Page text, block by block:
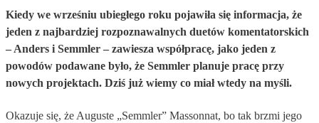
Kiedy we wrześniu ubiegłego roku pojawiła się informacja, że
jeden z najbardziej rozpoznawalnych duetów komentatorskich
– Anders i Semmler – zawiesza współpracę, jako jeden z
powodów podawane było, że Semmler planuje pracę przy
nowych projektach. Dziś już wiemy co miał wtedy na myśli.
Okazuje się, że Auguste „Semmler” Massonnat, bo tak brzmi jego